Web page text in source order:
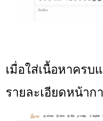
เมื่อใส่เนื้อหาครบ
รายละเอียดหน้าก